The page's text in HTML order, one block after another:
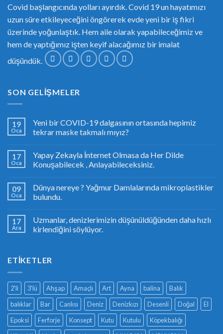
Covid başlangıcında yolları ayırdık. Covid 19 un hayatımızı
uzun süre etkileyeceğini öngörerek evde yeni bir iş fikri
üzerinde yoğunlaştık. Hem aile olarak yapabileceğimiz ve
hem de yaptığımız işten keyif alacağımız bir imalat
düşündük.
SON GELIŞMELER
19
Oca
Yeni bir COVID-19 dalgasının ortasında hepimiz
tekrar maske takmalı mıyız?
17
Oca
Yapay Zekayla İnternet Olmasa da Her Dilde
Konuşabilecek , Anlayabileceksiniz.
09
Oca
Dünya nereye ? Yağmur Damlalarında mikroplastikler
bulundu.
17
Ara
Uzmanlar, denizlerimizin düşünüldüğünden daha hızlı
kirlendiğini söylüyor.
ETIKETLER
2'li 3'lü Ahşap Amaçlı Art Ayna balina
Balık
balıklar
Bar Canlısı Deniz Denizkızı Desenli Doğal
El
Epoksi
Ferforje Konsept Kutu Kutulu
Köpekbalığı